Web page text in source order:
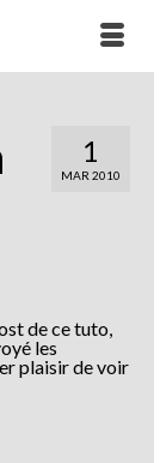
1
MAR 2010
de ce tuto,
les
plaisir de voir